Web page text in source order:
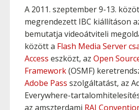
A 2011. szeptember 9-13.
megrendezett IBC kiállításon
bemutatja videoátviteli
között a Flash Media Server
Access eszközt, az Open
Framework(OSMF)
Adobe Pass szolgáltatást, az
Everywhere-
az amszterdami RAI